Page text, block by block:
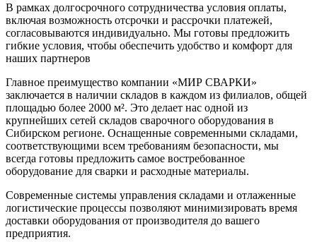
В рамках долгосрочного сотрудничества условия оплаты,
включая возможность отсрочки и рассрочки платежей,
согласовываются индивидуально. Мы готовы предложить
гибкие условия, чтобы обеспечить удобство и комфорт для
наших партнеров
Главное преимущество компании «МИР СВАРКИ»
заключается в наличии складов в каждом из филиалов, общей
площадью более 2000 м². Это делает нас одной из
крупнейших сетей складов сварочного оборудования в
Сибирском регионе. Оснащенные современными складами,
соответствующими всем требованиям безопасности, мы
всегда готовы предложить самое востребованное
оборудование для сварки и расходные материалы.
Современные системы управления складами и отлаженные
логистические процессы позволяют минимизировать время
доставки оборудования от производителя до вашего
предприятия.